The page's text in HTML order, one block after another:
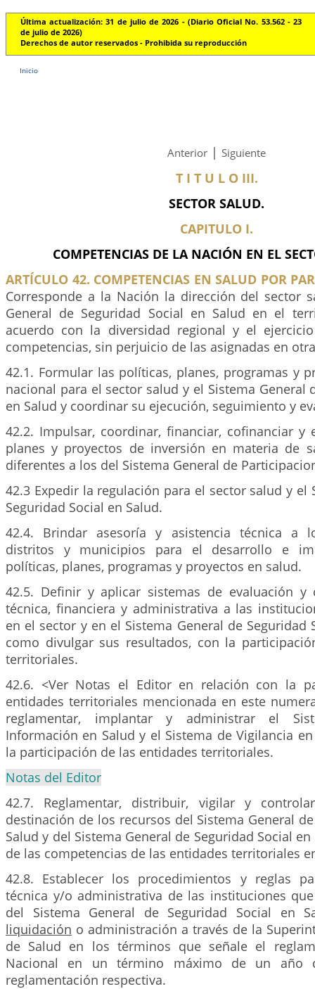
Última actualización: 31 de julio de 2026 - (Diario Oficial No. 53.562 - 23
de julio de 2026)
Derechos de autor reservados - Prohibida su reproducción
Inicio
Anterior | Siguiente
T I T U L O III.
SECTOR SALUD.
CAPITULO I.
COMPETENCIAS DE LA NACIÓN EN EL
ARTÍCULO 42. COMPETENCIAS EN SALUD POR
Corresponde a la Nación la dirección del sector
General de Seguridad Social en Salud en el
acuerdo con la diversidad regional y el
competencias, sin perjuicio de las asignadas en
42.1. Formular las políticas, planes, programas y
nacional para el sector salud y el Sistema General
en Salud y coordinar su ejecución, seguimiento y
42.2. Impulsar, coordinar, financiar, cofinanciar y
planes y proyectos de inversión en materia de
diferentes a los del Sistema General de
42.3 Expedir la regulación para el sector salud y el
Seguridad Social en Salud.
42.4. Brindar asesoría y asistencia técnica a
distritos y municipios para el desarrollo e
políticas, planes, programas y proyectos en salud.
42.5. Definir y aplicar sistemas de evaluación y
técnica, financiera y administrativa a las
en el sector y en el Sistema General de Seguridad
como divulgar sus resultados, con la
territoriales.
42.6. <Ver Notas el Editor en relación con la
entidades territoriales mencionada en este
reglamentar, implantar y administrar el
Información en Salud y el Sistema de Vigilancia
la participación de las entidades territoriales.
Notas del Editor
42.7. Reglamentar, distribuir, vigilar y
destinación de los recursos del Sistema General
Salud y del Sistema General de Seguridad Social
de las competencias de las entidades territoriales
42.8. Establecer los procedimientos y reglas
técnica y/o administrativa de las instituciones
del Sistema General de Seguridad Social en
liquidación o administración a través de la
de Salud en los términos que señale el
Nacional en un término máximo de un año
reglamentación respectiva.